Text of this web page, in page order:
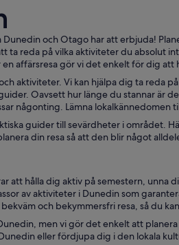
med ett torn, omgiven av träd och en grön
En
och Otago har att erbjuda!
ta reda på vilka aktiviteter du absolut
affärsresa gör vi det enkelt för dig att
aktiviteter. Vi kan hjälpa dig ta reda
Oavsett hur länge du stannar är
någonting. Lämna lokalkännedomen
guider till sevärdheter i området.
din resa så att den blir något
att hålla dig aktiv på semestern, unna
av aktiviteter i Dunedin som
och bekymmersfri resa, så du
men vi gör det enkelt att
eller fördjupa dig i den lokala